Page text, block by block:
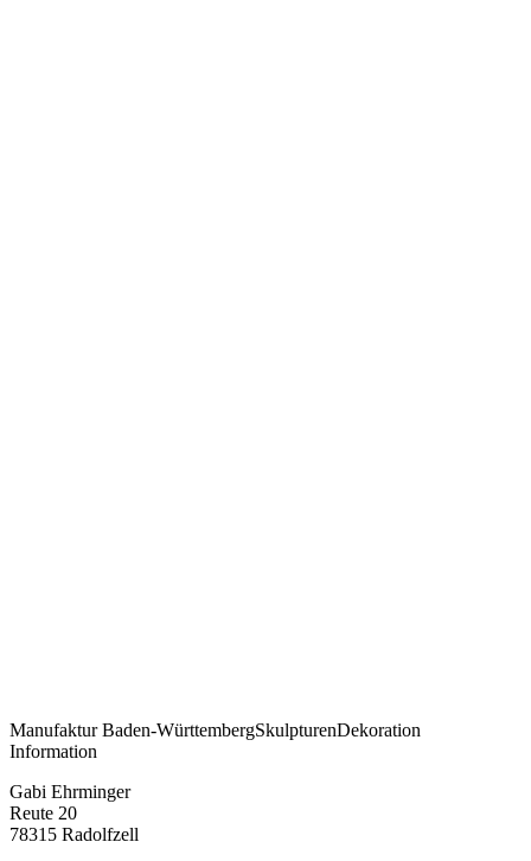
Manufaktur Baden-WürttembergSkulpturenDekoration
Information
Gabi Ehrminger
Reute 20
78315 Radolfzell